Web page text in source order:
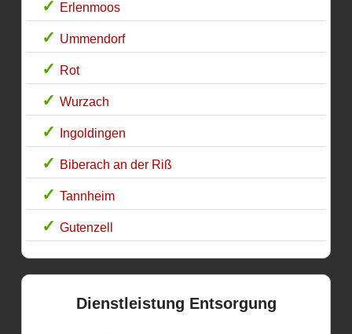
Erlenmoos
Ummendorf
Rot
Wurzach
Ingoldingen
Biberach an der Riß
Tannheim
Gutenzell
Dienstleistung Entsorgung